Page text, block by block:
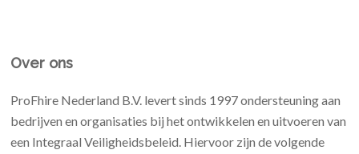
Over ons
ProFhire Nederland B.V. levert sinds 1997 ondersteuning aan
bedrijven en organisaties bij het ontwikkelen en uitvoeren van
een Integraal Veiligheidsbeleid. Hiervoor zijn de volgende